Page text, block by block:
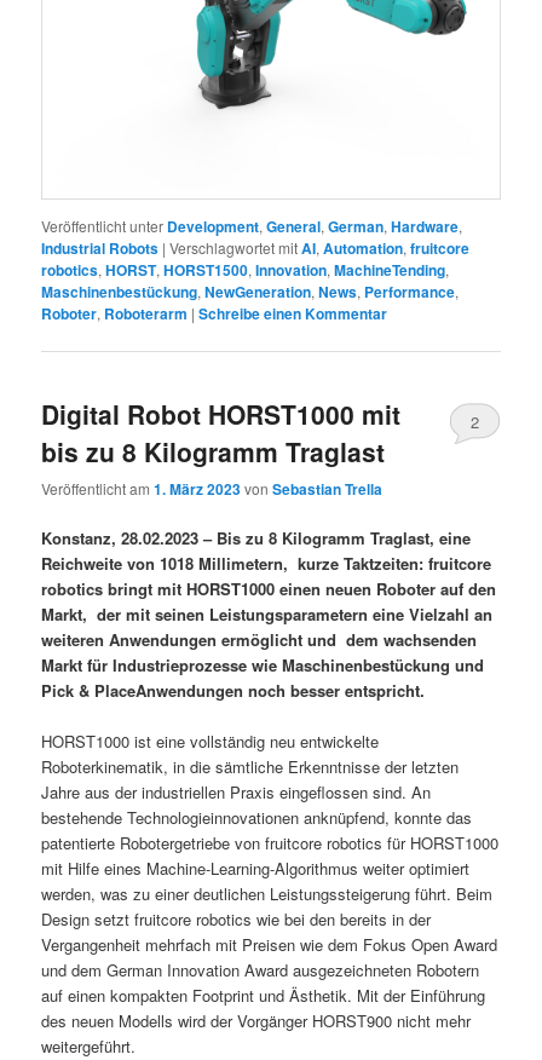
Veröffentlicht unter Development,General,German,Hardware,
Industrial Robots |Verschlagwortet mitAI,Automation,fruitcore
robotics,HORST,HORST1500,Innovation,MachineTending,
Maschinenbestückung,NewGeneration,News, Performance,
Roboter, Roboterarm |Schreibe einen Kommentar
Digital Robot HORST1000 mit
bis zu 8 Kilogramm Traglast
Veröffentlicht am1. März 2023vonSebastian Trella
2
Konstanz, 28.02.2023 – Bis zu 8 Kilogramm Traglast, eine
Reichweite von 1018 Millimetern, kurze Taktzeiten: fruitcore
robotics bringt mit HORST1000 einen neuen Roboter auf den
Markt, der mit seinen Leistungsparametern eine Vielzahl an
weiteren Anwendungen ermöglicht und dem wachsenden
Markt für Industrieprozesse wie Maschinenbestückung und
Pick & PlaceAnwendungen noch besser entspricht.
HORST1000 ist eine vollständig neu entwickelte
Roboterkinematik, in die sämtliche Erkenntnisse der letzten
Jahre aus der industriellen Praxis eingeflossen sind. An
bestehende Technologieinnovationen anknüpfend, konnte das
patentierte Robotergetriebe von fruitcore robotics für HORST1000
mit Hilfe eines Machine-Learning-Algorithmus weiter optimiert
werden, was zu einer deutlichen Leistungssteigerung führt. Beim
Design setzt fruitcore robotics wie bei den bereits in der
Vergangenheit mehrfach mit Preisen wie dem Fokus Open Award
und dem German Innovation Award ausgezeichneten Robotern
auf einen kompakten Footprint und Ästhetik. Mit der Einführung
des neuen Modells wird der Vorgänger HORST900 nicht mehr
weitergeführt.